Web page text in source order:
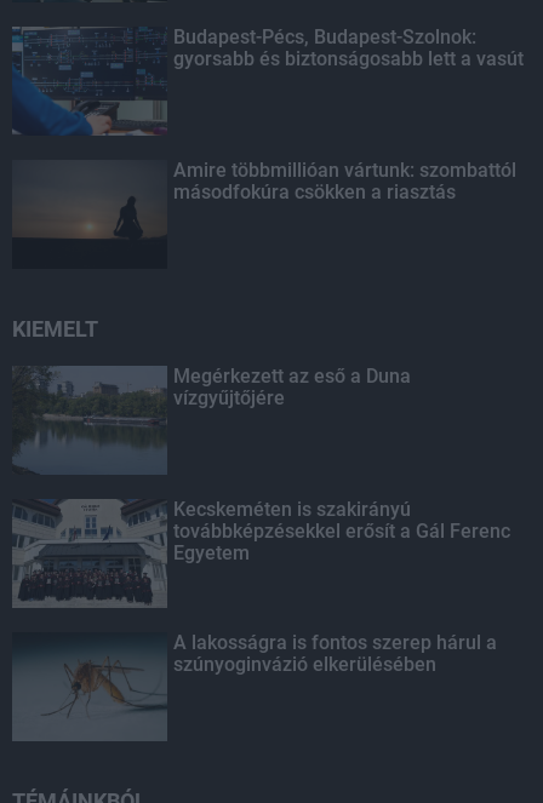
Budapest-Pécs, Budapest-Szolnok:
gyorsabb és biztonságosabb lett a vasút
Amire többmillióan vártunk: szombattól
másodfokúra csökken a riasztás
KIEMELT
Megérkezett az eső a Duna
vízgyűjtőjére
Kecskeméten is szakirányú
továbbképzésekkel erősít a Gál Ferenc
Egyetem
A lakosságra is fontos szerep hárul a
szúnyoginvázió elkerülésében